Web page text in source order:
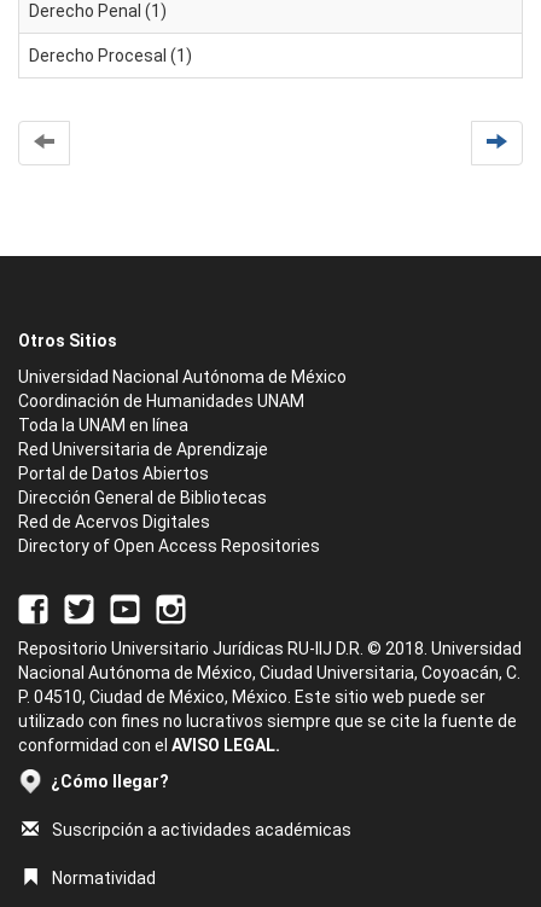
Derecho Penal (1)
Derecho Procesal (1)
Otros Sitios
Universidad Nacional Autónoma de México
Coordinación de Humanidades UNAM
Toda la UNAM en línea
Red Universitaria de Aprendizaje
Portal de Datos Abiertos
Dirección General de Bibliotecas
Red de Acervos Digitales
Directory of Open Access Repositories
Repositorio Universitario Jurídicas RU-IIJ D.R. © 2018. Universidad
Nacional Autónoma de México, Ciudad Universitaria, Coyoacán, C.
P. 04510, Ciudad de México, México. Este sitio web puede ser
utilizado con fines no lucrativos siempre que se cite la fuente de
conformidad con el AVISO LEGAL.
¿Cómo llegar?
Suscripción a actividades académicas
Normatividad